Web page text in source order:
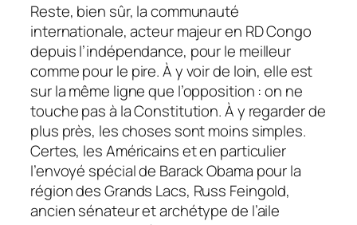
Reste, bien sûr, la communauté
internationale, acteur majeur en RD Congo
depuis l’indépendance, pour le meilleur
comme pour le pire. À y voir de loin, elle est
sur la même ligne que l’opposition : on ne
touche pas à la Constitution. À y regarder de
plus près, les choses sont moins simples.
Certes, les Américains et en particulier
l’envoyé spécial de Barack Obama pour la
région des Grands Lacs, Russ Feingold,
ancien sénateur et archétype de l’aile